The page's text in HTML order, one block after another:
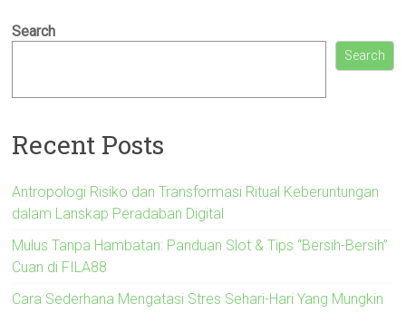
Search
Search
Recent Posts
Antropologi Risiko dan Transformasi Ritual Keberuntungan
dalam Lanskap Peradaban Digital
Mulus Tanpa Hambatan: Panduan Slot & Tips “Bersih-Bersih”
Cuan di FILA88
Cara Sederhana Mengatasi Stres Sehari-Hari Yang Mungkin